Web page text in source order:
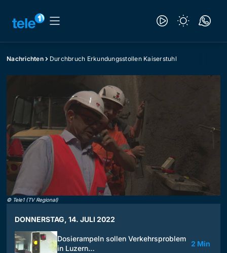
Nachrichten Durchbruch Erkundungsstollen Kaiserstuhl
© Tele1 (TV Regional)
DONNERSTAG, 14. JULI 2022
Dosierampeln sollen Verkehrsproblem
in Luzern…
2 Min